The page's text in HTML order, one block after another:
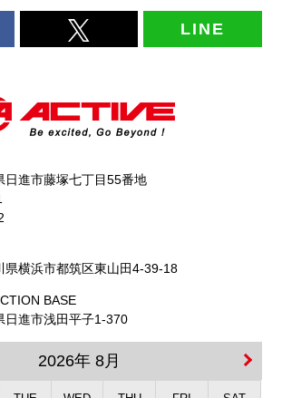
LINE
日進市藤塚七丁目55番地
県横浜市都筑区東山田4-39-18
BASE
日進市浅田平子1-370
2026年 8月